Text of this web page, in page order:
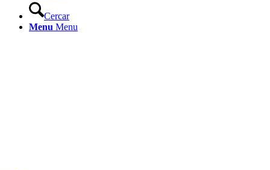
Cercar
Menu Menu